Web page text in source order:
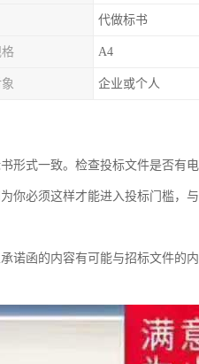
代做标书
A4
企业或个人
形式一致。检查投标文件是否有
你必须这样才能进入投标门槛，
诺函的内容有可能与招标文件的